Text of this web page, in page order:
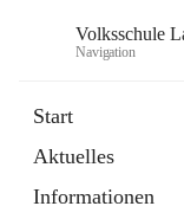
Volksschule
Navigation
Start
Aktuelles
Informationen
Artikel
in